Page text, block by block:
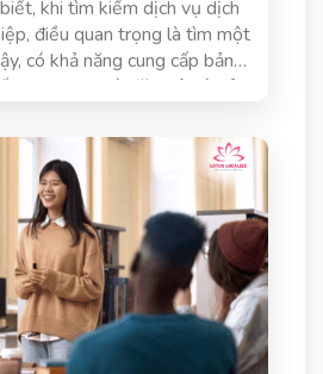
khi tìm kiếm dịch vụ dịch
điều quan trọng là tìm một
có khả năng cung cấp bản
lượng cao và đặc biệt là sở
có thể cung cấp cho khách
biên phiên dịch ở đa dạng
nhiên, có một loại "dịch vụ"
nhận làm, đó chính là dịch
không nên chọn Dịch thuật
bản dịch qua loa? Chúng
gì để luôn hoàn thànhh dự án
nhất? Hãy cùng Dịch
ở phía dưới!